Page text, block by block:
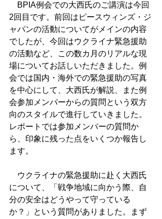
BPIA例会での大西氏のご講演は今回
2回目です。前回はピースウィンズ・ジ
ャパンの活動についてがメインの内容
でしたが、今回はウクライナ緊急援助
の活動など、この数カ月のリアルな現
場についてお話しいただきました。例
会では国内・海外での緊急援助の写真
を中心にして、大西氏が解説、また例
会参加メンバーからの質問という双方
向のスタイルで進行していきました。
レポートでは参加メンバーの質問か
ら、印象に残った点をいくつか報告し
ます。
ウクライナの緊急援助に赴く大西氏
について、「戦争地域に向かう際、自
分の安全はどうやって守っている
か？」という質問がありました。まず